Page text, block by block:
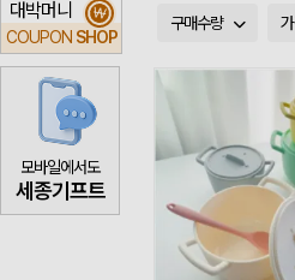
대박머니
COUPON SHOP
₩
모바일에서도
세종기프트
구매수량